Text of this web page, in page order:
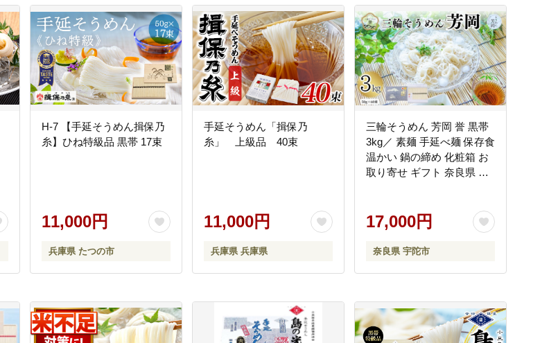
H-7 【手延そうめん揖保乃
糸】ひね特級品 黒帯 17束
11,000円
兵庫県 たつの市
手延そうめん「揖保乃
糸」 上級品 40束
11,000円
兵庫県 兵庫県
三輪そうめん 芳岡 誉 黒帯
3kg／ 素麺 手延べ麺 保存食
温かい 鍋の締め 化粧箱 お
取り寄せ ギフト 奈良県 宇
17,000円
奈良県 宇陀市